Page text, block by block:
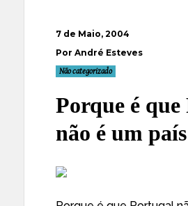
7 de Maio, 2004
Por André Esteves
Não categorizado
Porque é
não é um